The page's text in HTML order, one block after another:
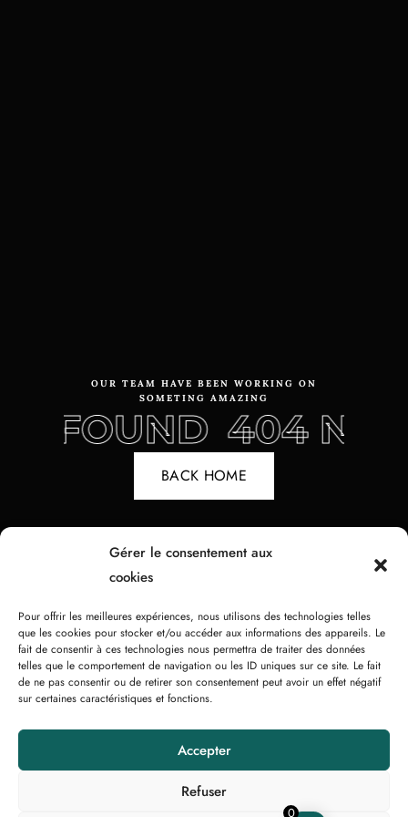
Gérer le consentement aux
cookies
Pour offrir les meilleures expériences, nous utilisons des technologies telles
que les cookies pour stocker et/ou accéder aux informations des appareils. Le
fait de consentir à ces technologies nous permettra de traiter des données
telles que le comportement de navigation ou les ID uniques sur ce site. Le fait
de ne pas consentir ou de retirer son consentement peut avoir un effet négatif
sur certaines caractéristiques et fonctions.
Accepter
Refuser
0
Mini shampoing solide - Ultra
pratique à amener partout !
4.95
Ajouter au
OUR TEAM HAVE BEEN WORKING ON
SOMETING AMAZING
FOUND 404
BACK HOME